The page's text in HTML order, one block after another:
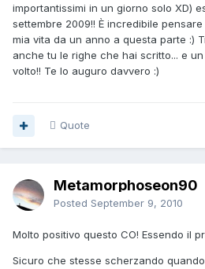
importantissimi in un giorno solo XD)
settembre 2009!! È incredibile
mia vita da un anno a questa parte :)
anche tu le righe che hai scritto... e
volto!! Te lo auguro davvero :)
Quote
Metamorphoseon90
Posted September 9, 2010
Molto positivo questo CO! Essendo il
Sicuro che stesse scherzando